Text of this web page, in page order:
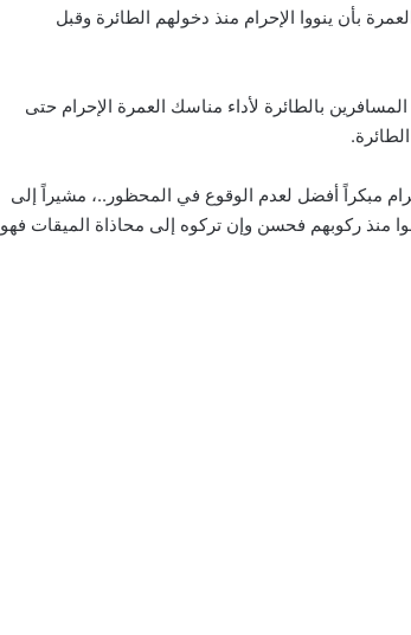
بأن ينووا الإحرام منذ دخولهم الطائرة وقبل
بالطائرة لأداء مناسك العمرة الإحرام حتى
مبكراً أفضل لعدم الوقوع في المحظور..، مشيراً إلى
منذ ركوبهم فحسن وإن تركوه إلى محاذاة الميقات فهو